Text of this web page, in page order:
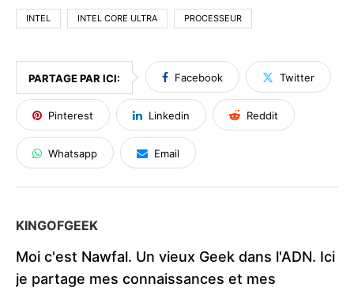
INTEL INTEL CORE ULTRA PROCESSEUR
PARTAGE PAR ICI: Facebook Twitter
Pinterest Linkedin Reddit
Whatsapp Email
KINGOFGEEK
Moi c'est Nawfal. Un vieux Geek dans l'ADN. Ici
je partage mes connaissances et mes